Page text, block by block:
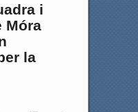
i
Móra
la